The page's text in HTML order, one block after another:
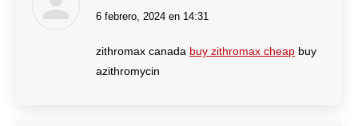
dice:
6 febrero, 2024 en 14:31
zithromax canada buy zithromax cheap buy
azithromycin